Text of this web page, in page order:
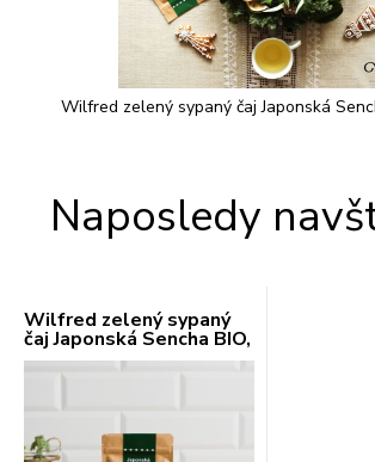
Wilfred zelený sypaný čaj Japonská
Naposledy
Wilfred zelený sypaný
čaj Japonská Sencha BIO,
100 g